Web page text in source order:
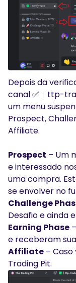
Depois da
canal ✅︱ttp-
um menu
Prospect,
Affiliate.
Prospect – Um
e interessado
uma compra.
se envolver no
Challenge
Desafio e ainda
Earning Phase
e receberam
Affiliate –
Trading Pit.